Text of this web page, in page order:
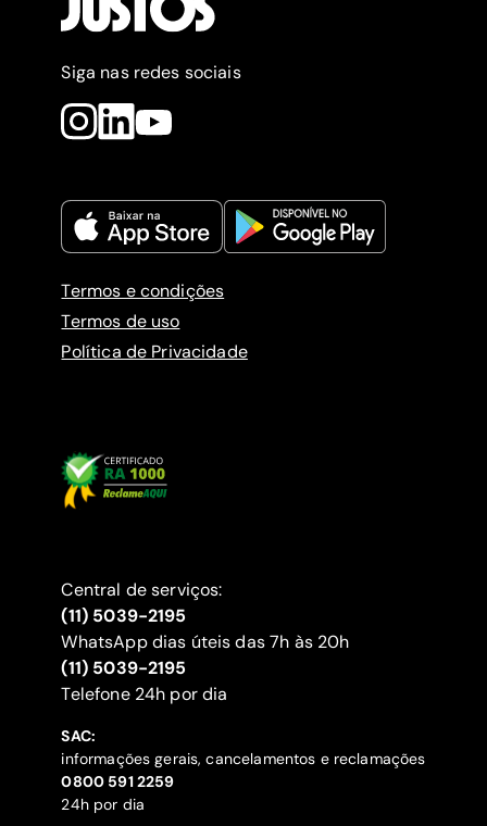
Siga nas redes sociais
Termos e condições
Termos de uso
Política de Privacidade
Central de serviços:
(11) 5039-2195
WhatsApp dias úteis das 7h às 20h
(11) 5039-2195
‍Telefone 24h por dia
SAC:
informações gerais, cancelamentos e reclamações
‍0800 591 2259
24h por dia